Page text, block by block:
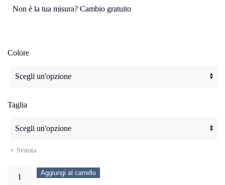
Non è la tua misura? Cambio gratuito
Colore
Taglia
Svuota
Aggiungi al carrello